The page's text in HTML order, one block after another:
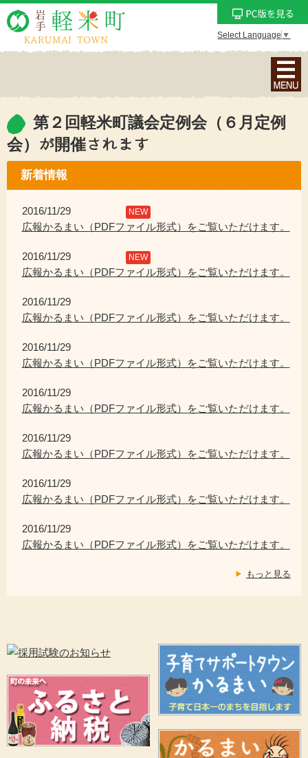
Select Language ▼
ナ
ビ
ー
シ
ン
メ
表
第２回軽米町議会定例会（６月定例
会）が開催されます
新着情報
2016/11/29 NEW
広報かるまい（PDFファイル形式）をご覧いただけます。
2016/11/29 NEW
広報かるまい（PDFファイル形式）をご覧いただけます。
2016/11/29
広報かるまい（PDFファイル形式）をご覧いただけます。
2016/11/29
広報かるまい（PDFファイル形式）をご覧いただけます。
2016/11/29
広報かるまい（PDFファイル形式）をご覧いただけます。
2016/11/29
広報かるまい（PDFファイル形式）をご覧いただけます。
2016/11/29
広報かるまい（PDFファイル形式）をご覧いただけます。
2016/11/29
広報かるまい（PDFファイル形式）をご覧いただけます。
もっと見る